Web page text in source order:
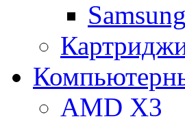
Samsung
AMD X3